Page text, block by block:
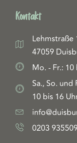
Kontakt
Lehmstraße
47059
Mo. - Fr.:
Sa., So. und
10 bis 16
0203